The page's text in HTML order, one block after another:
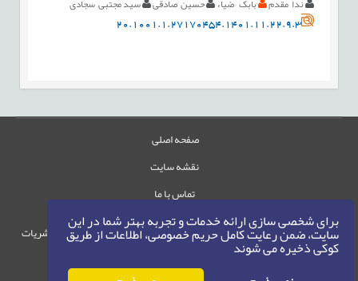
برای شخصی سازی ارائه خدمات و تجربه بهتر شما در این
سایت، ضمن رعایت کامل حریم خصوصی، اطلاعات از طریق
کوکی ذخیره می شوند
ندا مقدم بابک ضیاء حسین صادقی سید مجتبی سجادی
20.1001.1.27170454.1401.11.22.9.3
صفحه اصلی
نقشه سایت
تماس با ما
حقوق این وب‌سایت متعلق به سامانه مدیریت نشریات
حق نشر 1405-1396